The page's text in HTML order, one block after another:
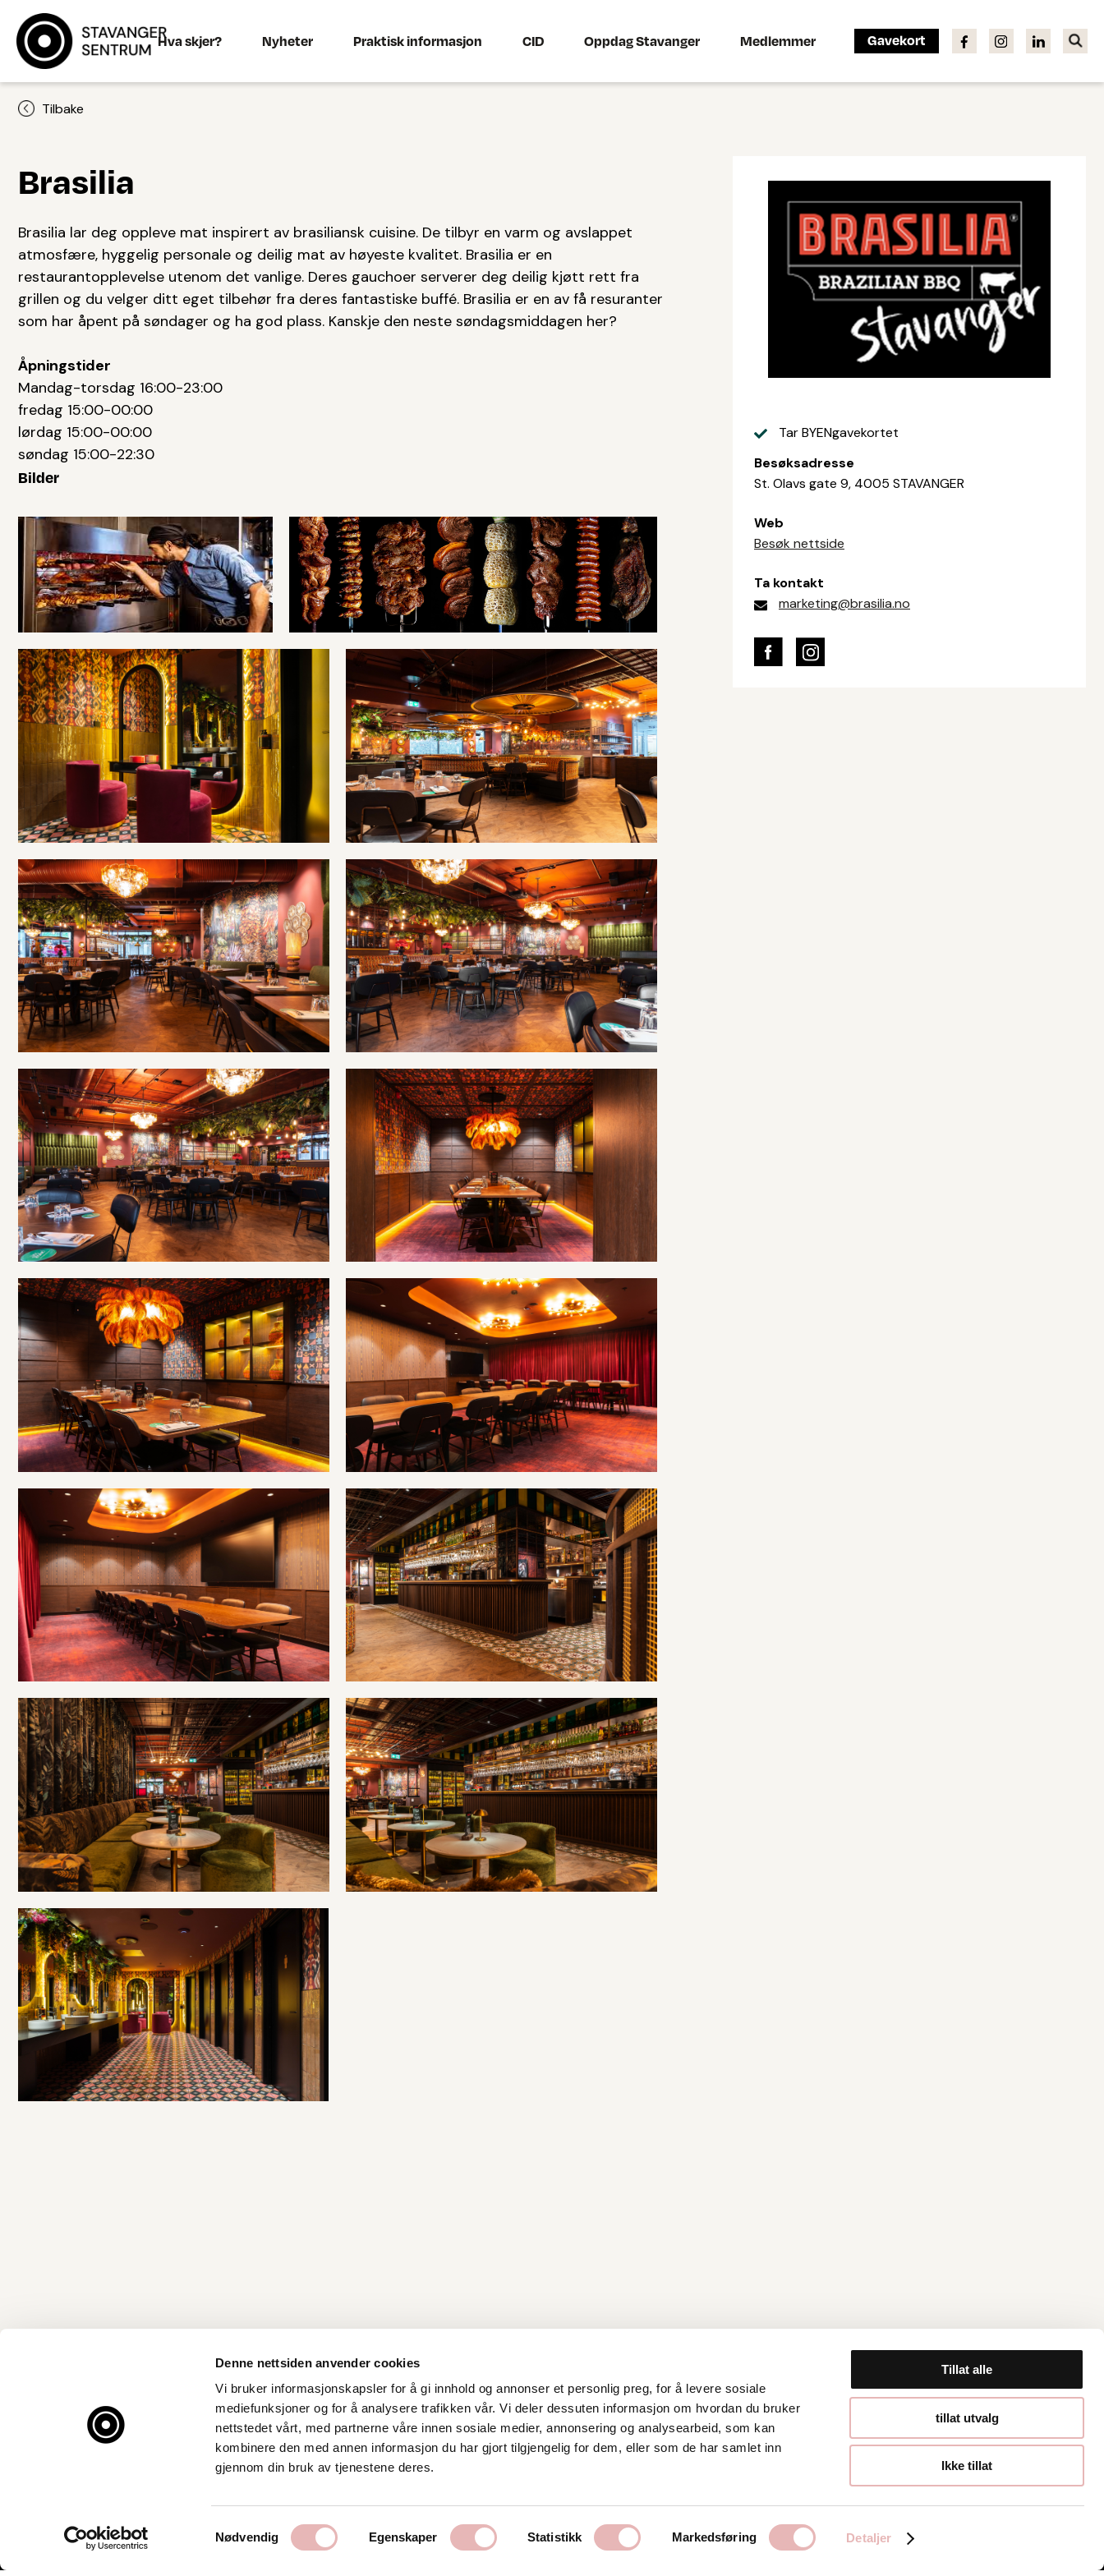
Denne nettsiden anvender cookies
Vi bruker informasjonskapsler for å gi innhold og annonser et personlig preg, for å levere sosiale
mediefunksjoner og for å analysere trafikken vår. Vi deler dessuten informasjon om hvordan du bruker
nettstedet vårt, med partnerne våre innen sosiale medier, annonsering og analysearbeid, som kan
kombinere den med annen informasjon du har gjort tilgjengelig for dem, eller som de har samlet inn
gjennom din bruk av tjenestene deres.
Samtykkevalg
Nødvendig Egenskaper Statistikk Markedsføring Detaljer
Tillat alle
tillat utvalg
Ikke tillat
Hva skjer? Nyheter Praktisk informasjon CID Oppdag Stavanger Medlemmer Gavekort
Tilbake
Brasilia
Brasilia lar deg oppleve mat inspirert av brasiliansk cuisine. De tilbyr en varm og avslappet
atmosfære, hyggelig personale og deilig mat av høyeste kvalitet. Brasilia er en
restaurantopplevelse utenom det vanlige. Deres gauchoer serverer deg deilig kjøtt rett fra
grillen og du velger ditt eget tilbehør fra deres fantastiske buffé. Brasilia er en av få resuranter
som har åpent på søndager og ha god plass. Kanskje den neste søndagsmiddagen her?
Åpningstider
Mandag-torsdag 16:00-23:00
fredag 15:00-00:00
lørdag 15:00-00:00
søndag 15:00-22:30
Bilder
Tar BYENgavekortet
Besøksadresse
St. Olavs gate 9, 4005 STAVANGER
Web
Besøk nettside
Ta kontakt
marketing@brasilia.no
Kontakt oss
Stavanger Sentrum AS
Østervåg 6
Tlf:51 89 51 51
post@byen.no
Åpningstider
Hverdager 10:00-
Lørdager 10:00-16:00